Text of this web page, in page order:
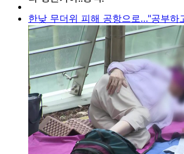
한낮 무더위 피해 공항으로…"공부하